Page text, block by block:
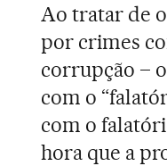
Ao tratar de
por crimes
corrupção –
com o
com o
hora que a